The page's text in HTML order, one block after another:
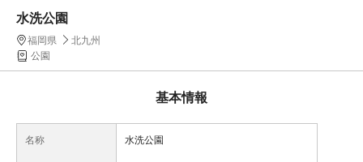
水洗公園
福岡県
北九州
公園
基本情報
名称 水洗公園